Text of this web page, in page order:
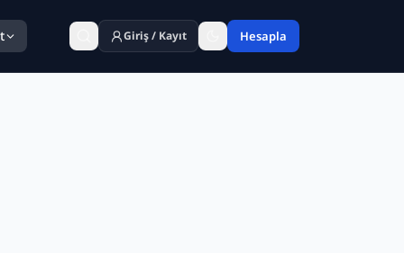
Giriş / Kayıt Hesapla